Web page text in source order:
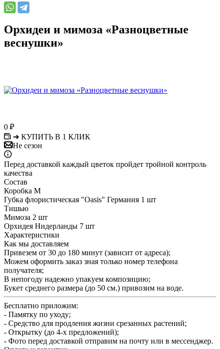
Орхидеи и мимоза «Разноцветные
веснушки»
0 ₽
➜ КУПИТЬ В 1 КЛИК
Не сезон
Перед доставкой каждый цветок пройдет тройной контроль
качества
Состав
Коробка М
Губка флористическая "Oasis" Германия 1 шт
Тишью
Мимоза 2 шт
Орхидея Нидерланды 7 шт
Характеристики
Как мы доставляем
Привезем от 30 до 180 минут (зависит от адреса);
Можем оформить заказ зная только номер телефона
получателя;
В непогоду надежно упакуем композицию;
Букет среднего размера (до 50 см.) привозим на воде.
Бесплатно приложим:
- Памятку по уходу;
- Средство для продления жизни срезанных растений;
- Открытку (до 4-х предложений);
- Фото перед доставкой отправим на почту или в мессенджер.